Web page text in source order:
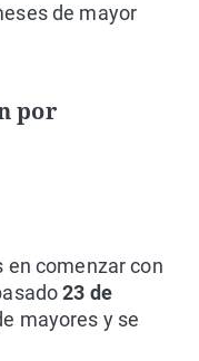
de mayor
por
en comenzar con
23 de
mayores y se